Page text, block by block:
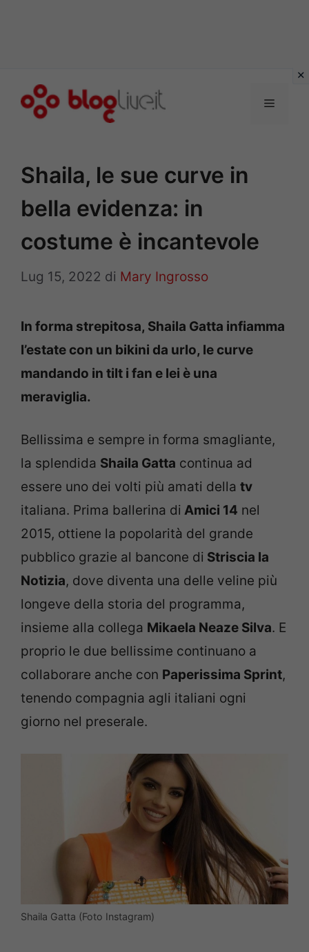
Menu
Shaila, le sue curve in
bella evidenza: in
costume è incantevole
Lug 15, 2022 di Mary Ingrosso
In forma strepitosa, Shaila Gatta infiamma
l’estate con un bikini da urlo, le curve
mandando in tilt i fan e lei è una
meraviglia.
Bellissima e sempre in forma smagliante,
la splendida Shaila Gatta continua ad
essere uno dei volti più amati della tv
italiana. Prima ballerina di Amici 14 nel
2015, ottiene la popolarità del grande
pubblico grazie al bancone di Striscia la
Notizia, dove diventa una delle veline più
longeve della storia del programma,
insieme alla collega Mikaela Neaze Silva. E
proprio le due bellissime continuano a
collaborare anche con Paperissima Sprint,
tenendo compagnia agli italiani ogni
giorno nel preserale.
Shaila Gatta (Foto Instagram)